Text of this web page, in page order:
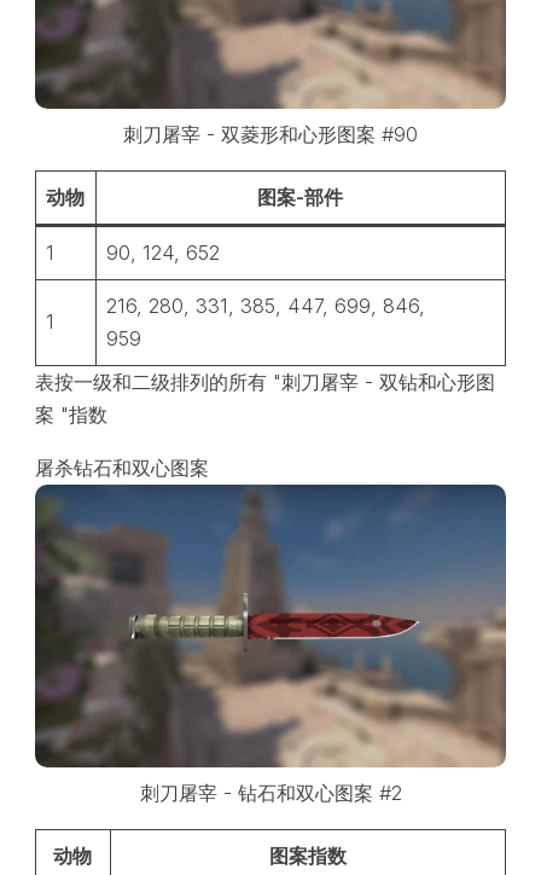
刺刀屠宰 - 双菱形和心形图案 #90
动物 图案-部件
1 90, 124, 652
1
216, 280, 331, 385, 447, 699, 846,
959
表按一级和二级排列的所有 "刺刀屠宰 - 双钻和心形图
案 "指数
屠杀钻石和双心图案
刺刀屠宰 - 钻石和双心图案 #2
动物 图案指数